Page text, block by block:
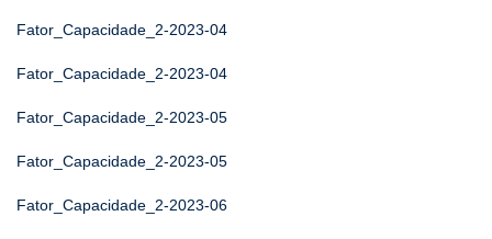
Fator_Capacidade_2-2023-04
Fator_Capacidade_2-2023-04
Fator_Capacidade_2-2023-05
Fator_Capacidade_2-2023-05
Fator_Capacidade_2-2023-06